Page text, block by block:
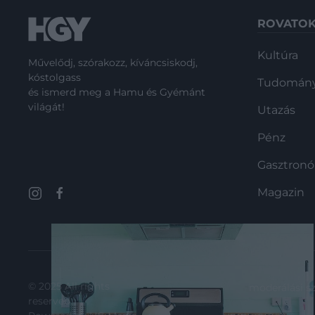
Művelődj, szórakozz, kíváncsiskodj,
kóstolgass
és ismerd meg a Hamu és Gyémánt
világát!
Kultúra
Utazás
Pénz
Magazin
© 2025 All rights
reserved.
moderálási